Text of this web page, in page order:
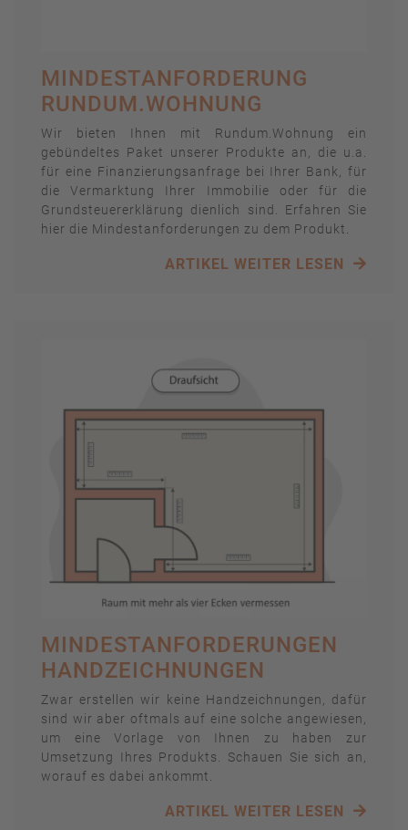
MINDESTANFORDERUNG
RUNDUM.WOHNUNG
Wir bieten Ihnen mit Rundum.Wohnung ein
gebündeltes Paket unserer Produkte an, die u.a.
für eine Finanzierungsanfrage bei Ihrer Bank, für
die Vermarktung Ihrer Immobilie oder für die
Grundsteuererklärung dienlich sind. Erfahren Sie
hier die Mindestanforderungen zu dem Produkt.
ARTIKEL WEITER LESEN
MINDESTANFORDERUNGEN
HANDZEICHNUNGEN
Zwar erstellen wir keine Handzeichnungen, dafür
sind wir aber oftmals auf eine solche angewiesen,
um eine Vorlage von Ihnen zu haben zur
Umsetzung Ihres Produkts. Schauen Sie sich an,
worauf es dabei ankommt.
ARTIKEL WEITER LESEN